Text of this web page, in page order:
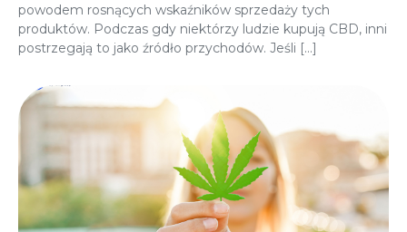
powodem rosnących wskaźników sprzedaży tych
produktów. Podczas gdy niektórzy ludzie kupują CBD, inni
postrzegają to jako źródło przychodów. Jeśli […]